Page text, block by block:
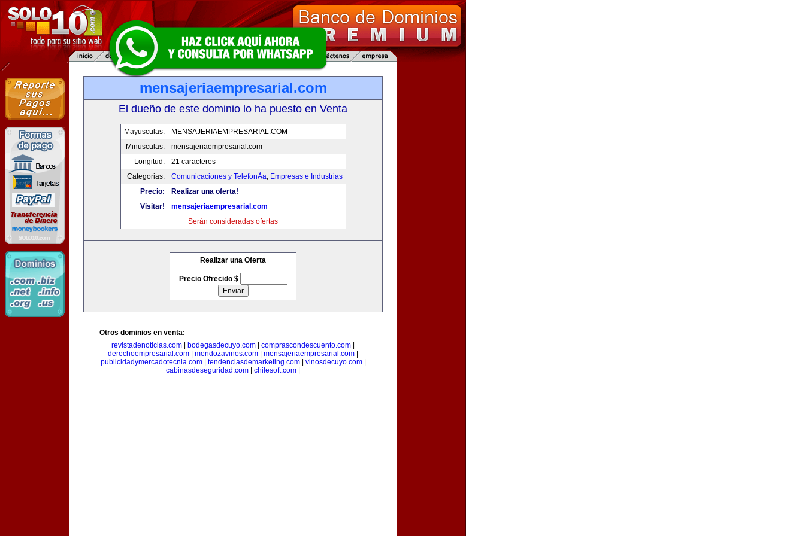
mensajeriaempresarial.com
El dueño de este dominio lo ha puesto en Venta
Mayusculas:
MENSAJERIAEMPRESARIAL.COM
Minusculas:
mensajeriaempresarial.com
Longitud:
21 caracteres
Categorias:
Comunicaciones y TelefonÃ­a, Empresas e Industrias
Precio:
Realizar una oferta!
Visitar!
mensajeriaempresarial.com
Serán consideradas ofertas
Realizar una Oferta
Precio Ofrecido $
Otros dominios en venta:
revistadenoticias.com
bodegasdecuyo.com comprascondescuento.com
derechoempresarial.com
mendozavinos.com mensajeriaempresarial.com
publicidadymercadotecnia.com| tendenciasdemarketing.com| vinosdecuyo.com|
cabinasdeseguridad.com
chilesoft.com